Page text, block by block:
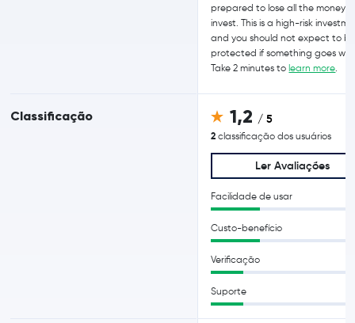
Classificação
prepared to lose all the money
invest. This is a high-risk
and you should not expect to
protected if something goes
Take 2 minutes tolearn more
1,2 / 5
2classificação dos usuários
Ler Avaliações
Facilidade de usar
Custo-benefício
Verificação
Suporte